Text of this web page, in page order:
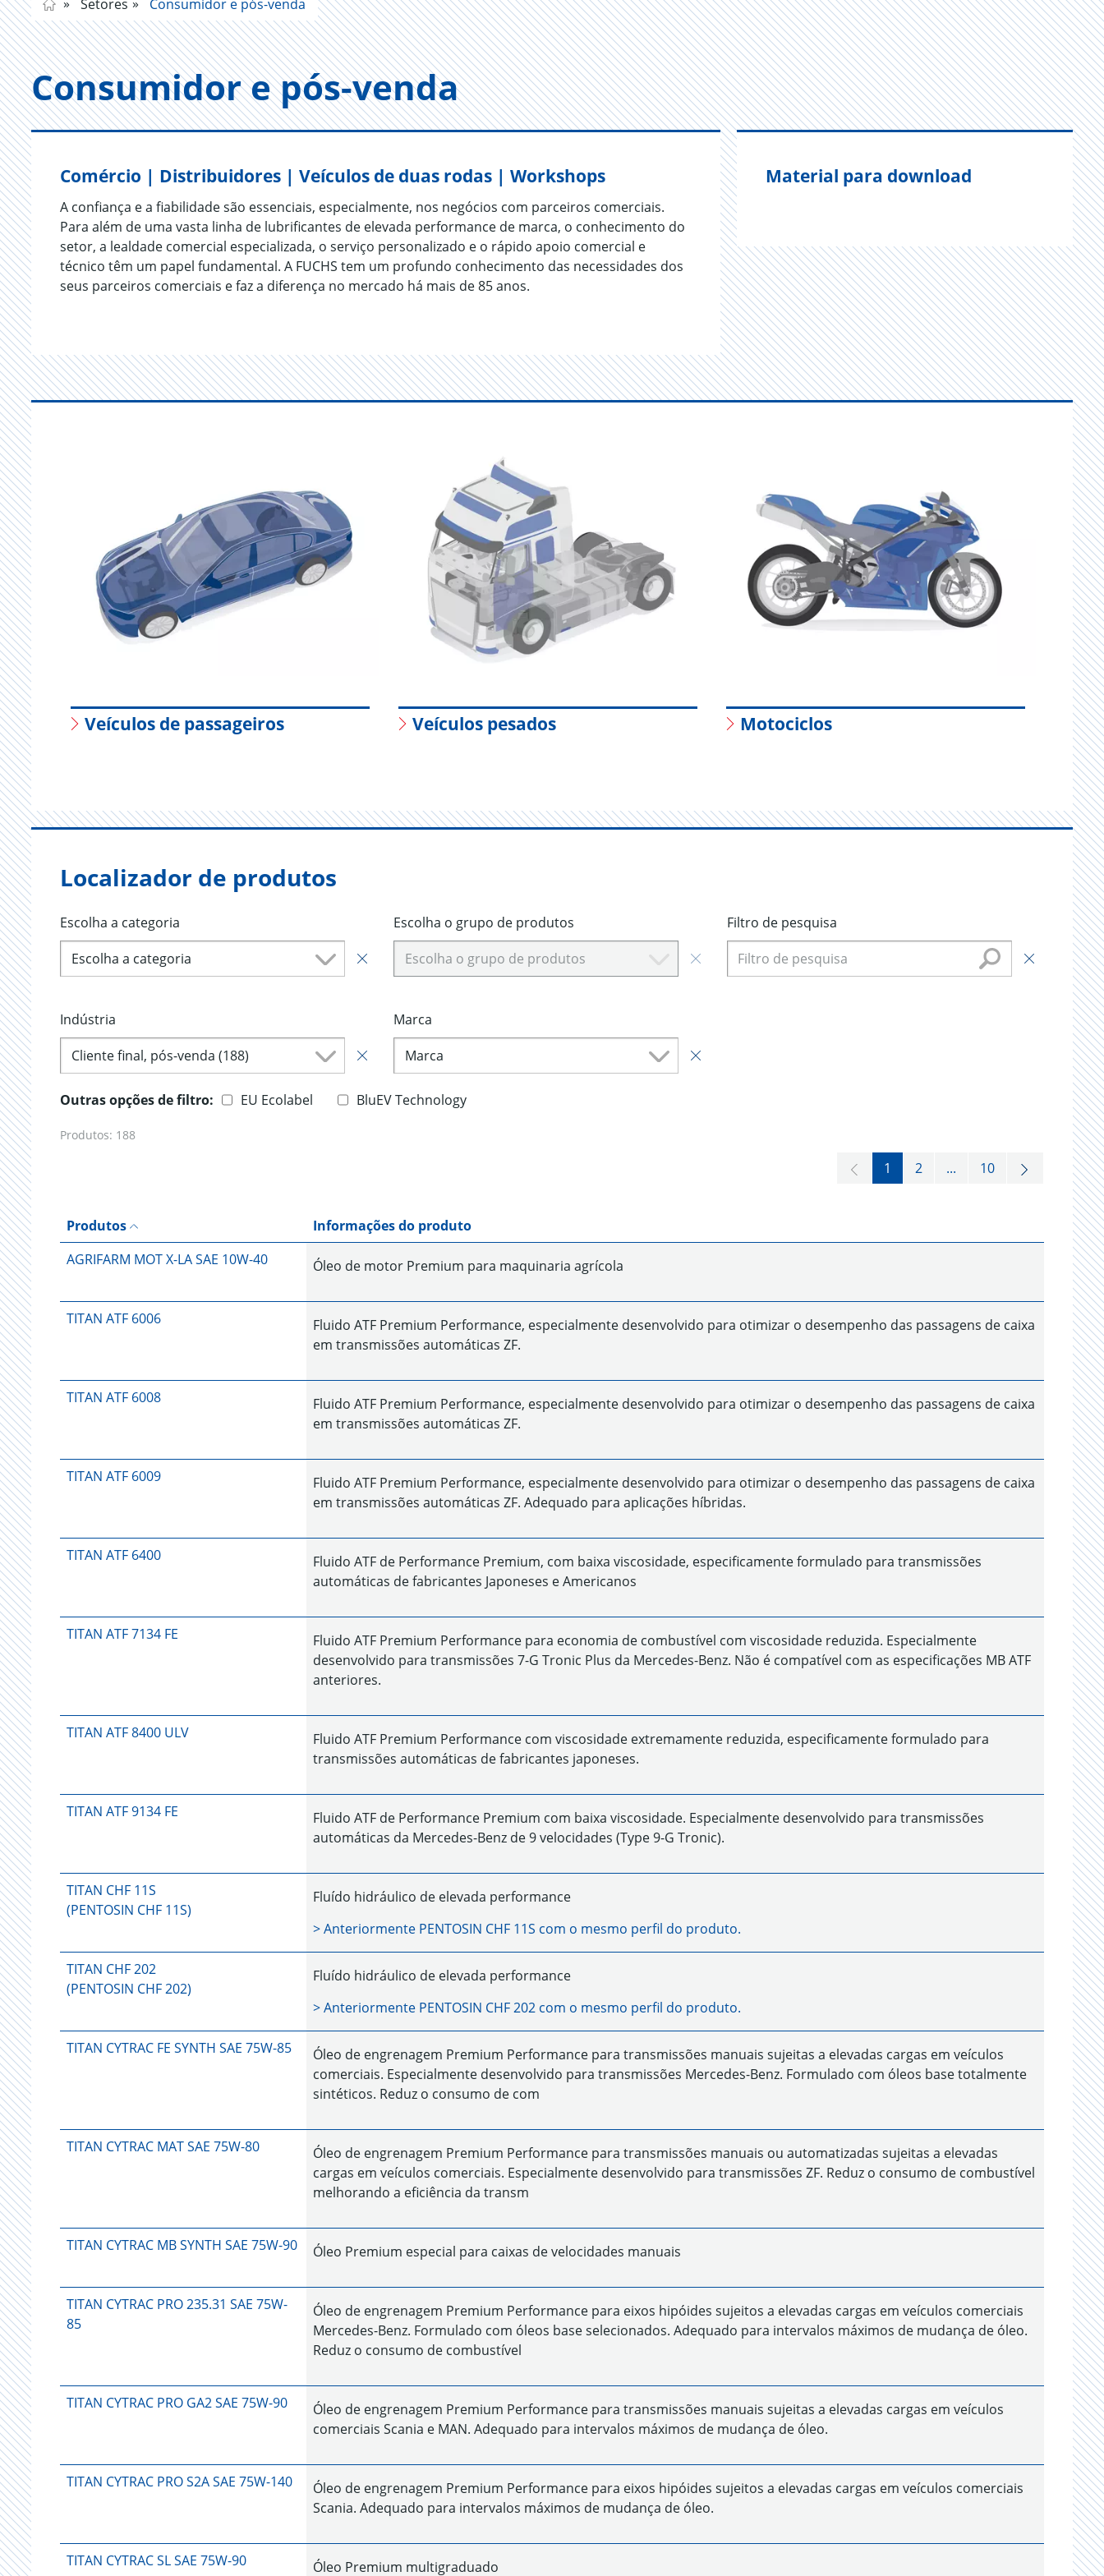
Setores Consumidor e pós-venda
Consumidor e pós-venda
Comércio | Distribuidores | Veículos de duas rodas | Workshops
A confiança e a fiabilidade são essenciais, especialmente, nos negócios com parceiros comerciais.
Para além de uma vasta linha de lubrificantes de elevada performance de marca, o conhecimento do
setor, a lealdade comercial especializada, o serviço personalizado e o rápido apoio comercial e
técnico têm um papel fundamental. A FUCHS tem um profundo conhecimento das necessidades dos
seus parceiros comerciais e faz a diferença no mercado há mais de 85 anos.
Material para download
Veículos de passageiros Veículos pesados Motociclos
Localizador de produtos
Escolha a categoria
Escolha a categoria
Escolha o grupo de produtos
Escolha o grupo de produtos
Filtro de pesquisa
Indústria
Cliente final, pós-venda (188)
Marca
Marca
Outras opções de filtro: EU Ecolabel BluEV Technology
Produtos: 188
1 2 ... 10
Produtos
Informações do produto
AGRIFARM MOT X-LA SAE 10W-40
Óleo de motor Premium para maquinaria agrícola
TITAN ATF 6006
Fluido ATF Premium Performance, especialmente desenvolvido para otimizar o desempenho das passagens de caixa
em transmissões automáticas ZF.
TITAN ATF 6008
Fluido ATF Premium Performance, especialmente desenvolvido para otimizar o desempenho das passagens de caixa
em transmissões automáticas ZF.
TITAN ATF 6009
Fluido ATF Premium Performance, especialmente desenvolvido para otimizar o desempenho das passagens de caixa
em transmissões automáticas ZF. Adequado para aplicações híbridas.
TITAN ATF 6400
Fluido ATF de Performance Premium, com baixa viscosidade, especificamente formulado para transmissões
automáticas de fabricantes Japoneses e Americanos
TITAN ATF 7134 FE
Fluido ATF Premium Performance para economia de combustível com viscosidade reduzida. Especialmente
desenvolvido para transmissões 7-G Tronic Plus da Mercedes-Benz. Não é compatível com as especificações MB ATF
anteriores.
TITAN ATF 8400 ULV
Fluido ATF Premium Performance com viscosidade extremamente reduzida, especificamente formulado para
transmissões automáticas de fabricantes japoneses.
TITAN ATF 9134 FE
Fluido ATF de Performance Premium com baixa viscosidade. Especialmente desenvolvido para transmissões
automáticas da Mercedes-Benz de 9 velocidades (Type 9-G Tronic).
TITAN CHF 11S
(PENTOSIN CHF 11S)
Fluído hidráulico de elevada performance
> Anteriormente PENTOSIN CHF 11S com o mesmo perfil do produto.
TITAN CHF 202
(PENTOSIN CHF 202)
Fluído hidráulico de elevada performance
> Anteriormente PENTOSIN CHF 202com o mesmo perfil do produto.
TITAN CYTRAC FE SYNTH SAE 75W-85
Óleo de engrenagem Premium Performance para transmissões manuais sujeitas a elevadas cargas em veículos
comerciais. Especialmente desenvolvido para transmissões Mercedes-Benz. Formulado com óleos base totalmente
sintéticos. Reduz o consumo de com
TITAN CYTRAC MAT SAE 75W-80
Óleo de engrenagem Premium Performance para transmissões manuais ou automatizadas sujeitas a elevadas
cargas em veículos comerciais. Especialmente desenvolvido para transmissões ZF. Reduz o consumo de combustível
melhorando a eficiência da transm
TITAN CYTRAC MB SYNTH SAE 75W-90 Óleo Premium especial para caixas de velocidades manuais
TITAN CYTRAC PRO 235.31 SAE 75W-
85
Óleo de engrenagem Premium Performance para eixos hipóides sujeitos a elevadas cargas em veículos comerciais
Mercedes-Benz. Formulado com óleos base selecionados. Adequado para intervalos máximos de mudança de óleo.
Reduz o consumo de combustível
TITAN CYTRAC PRO GA2 SAE 75W-90
Óleo de engrenagem Premium Performance para transmissões manuais sujeitas a elevadas cargas em veículos
comerciais Scania e MAN. Adequado para intervalos máximos de mudança de óleo.
TITAN CYTRAC PRO S2A SAE 75W-140
Óleo de engrenagem Premium Performance para eixos hipóides sujeitos a elevadas cargas em veículos comerciais
Scania. Adequado para intervalos máximos de mudança de óleo.
TITAN CYTRAC SL SAE 75W-90 Óleo Premium multigraduado